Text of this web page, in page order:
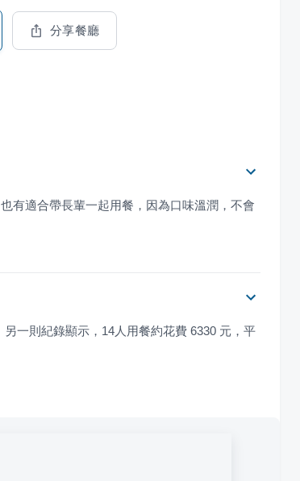
分享餐廳
有適合帶長輩一起用餐，因為口味溫潤，不會
一則紀錄顯示，14人用餐約花費 6330 元，平